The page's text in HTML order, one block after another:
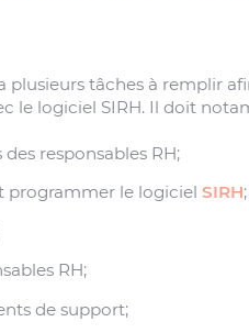
plusieurs tâches à remplir
le logiciel SIRH. Il doit
responsables RH;
programmer le logiciel SIRH;
RH;
de support;